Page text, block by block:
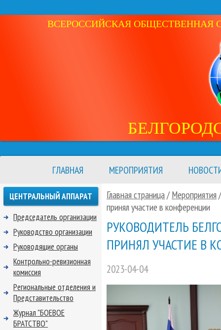
ВСЕРОССИЙСКАЯ ОБЩЕСТВЕННАЯ
ГЛАВНАЯ МЕРОПРИЯТИЯ
Главная страница/ Мероприятия
принял участие в конференции
РУКОВОДИТЕЛЬ
ПРИНЯЛ УЧАСТИЕ В
2023-04-04
ЦЕНТРАЛЬНЫЙ АППАРАТ
Председатель организации
Руководство организации
Руководящие органы
Контрольно-ревизионная
комиссия
Региональные отделения и
Представительство
Журнал "БОЕВОЕ
БРАТСТВО"